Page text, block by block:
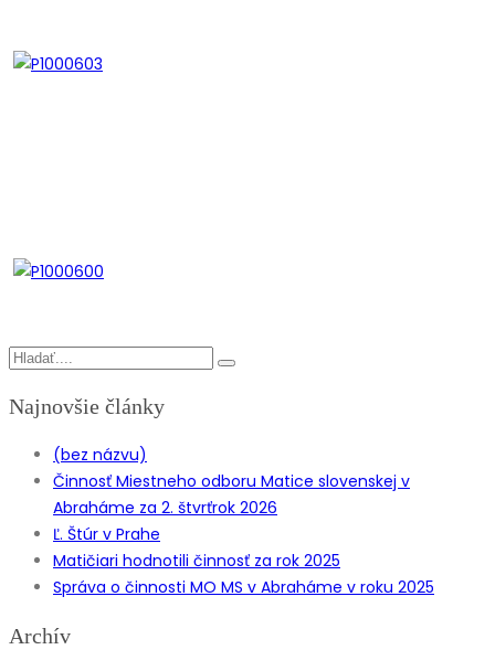
Najnovšie články
(bez názvu)
Činnosť Miestneho odboru Matice slovenskej v
Abraháme za 2. štvrťrok 2026
Ľ. Štúr v Prahe
Matičiari hodnotili činnosť za rok 2025
Správa o činnosti MO MS v Abraháme v roku 2025
Archív